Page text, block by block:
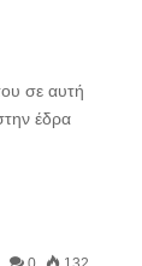
σε αυτή
έδρα